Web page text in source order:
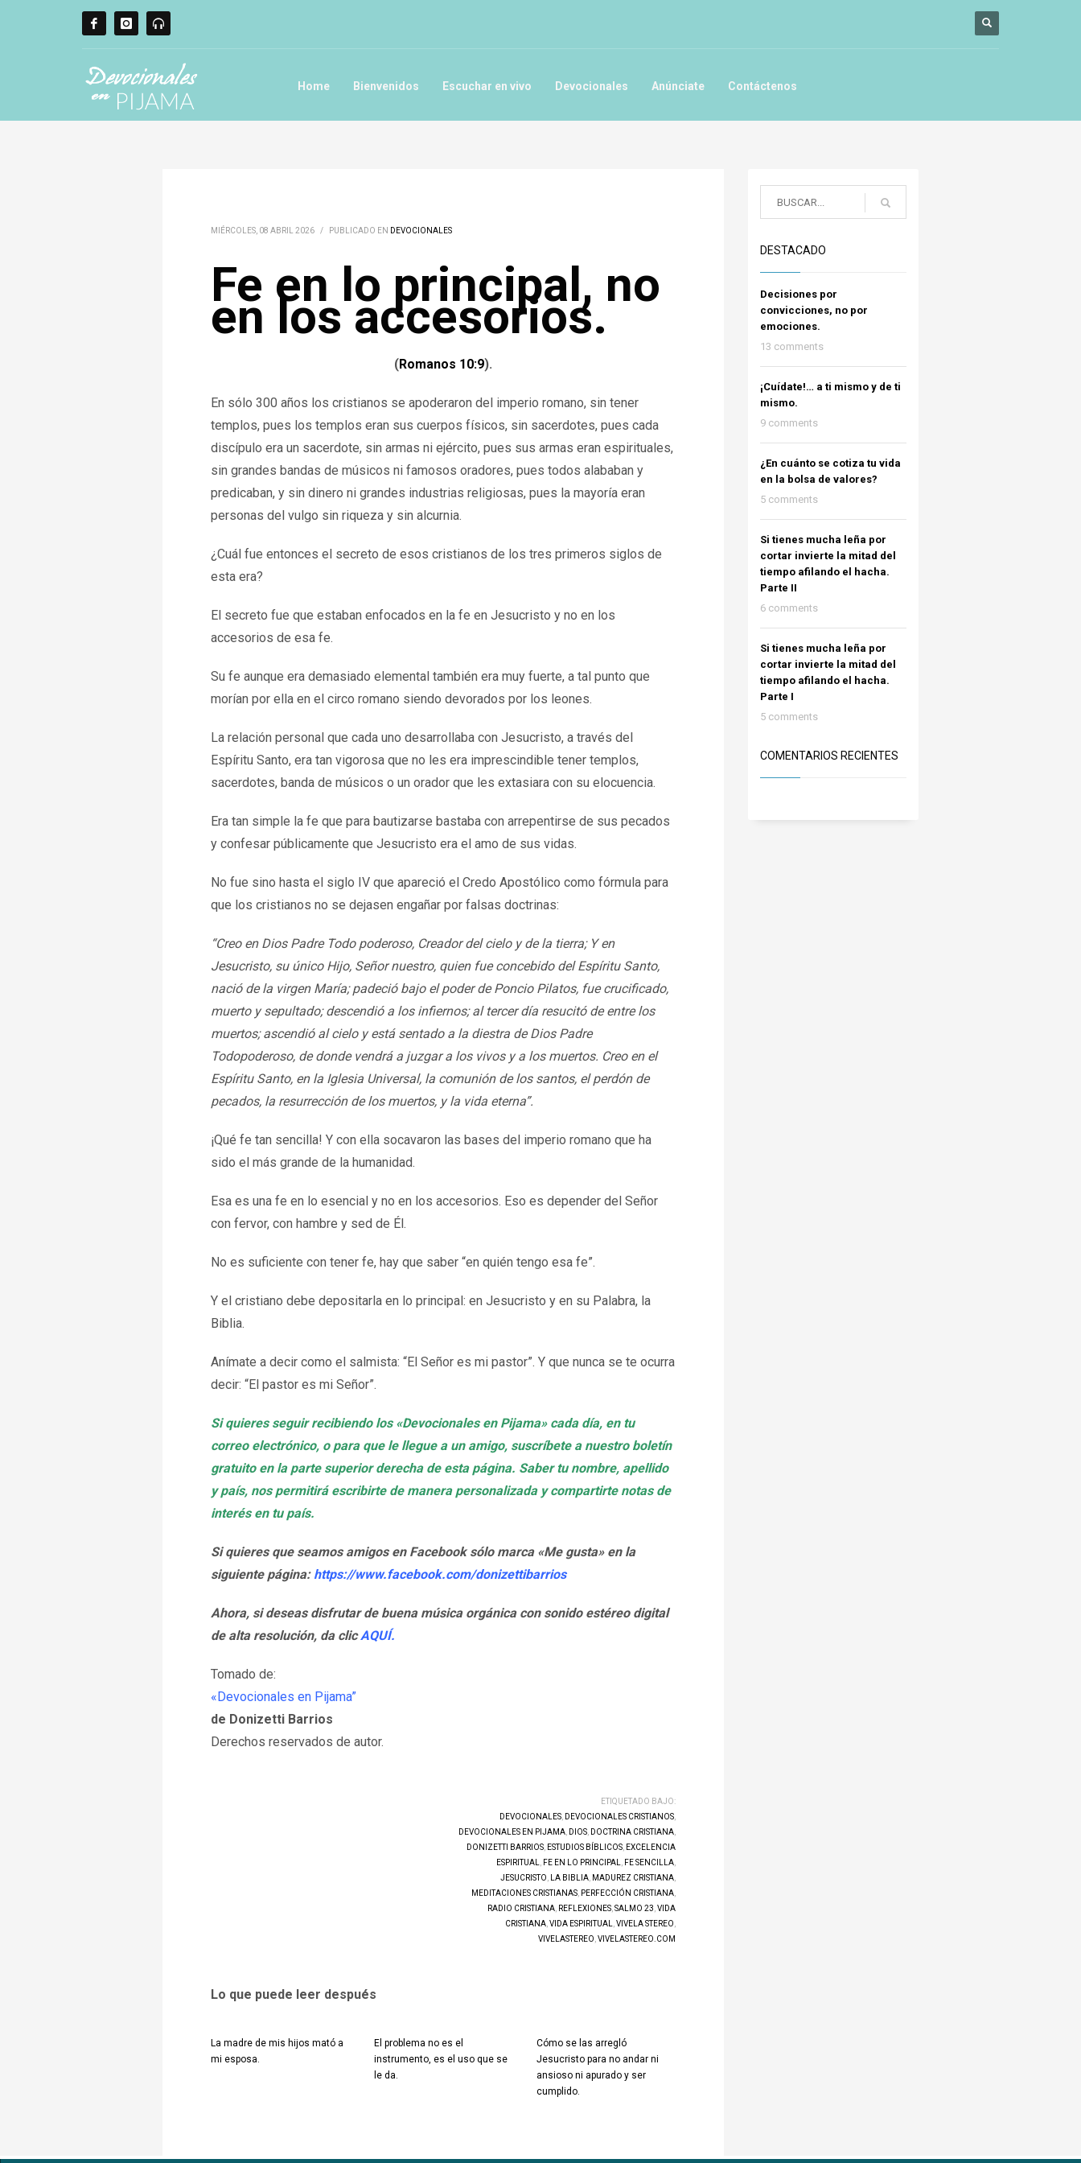
Home Bienvenidos Escuchar en vivo Devocionales Anúnciate Contáctenos
MIÉRCOLES, 08 ABRIL 2026 / PUBLICADO EN DEVOCIONALES
Fe en lo principal, no
en los accesorios.
(Romanos 10:9).
En sólo 300 años los cristianos se apoderaron del imperio romano, sin tener
templos, pues los templos eran sus cuerpos físicos, sin sacerdotes, pues cada
discípulo era un sacerdote, sin armas ni ejército, pues sus armas eran espirituales,
sin grandes bandas de músicos ni famosos oradores, pues todos alababan y
predicaban, y sin dinero ni grandes industrias religiosas, pues la mayoría eran
personas del vulgo sin riqueza y sin alcurnia.
¿Cuál fue entonces el secreto de esos cristianos de los tres primeros siglos de
esta era?
El secreto fue que estaban enfocados en la fe en Jesucristo y no en los
accesorios de esa fe.
Su fe aunque era demasiado elemental también era muy fuerte, a tal punto que
morían por ella en el circo romano siendo devorados por los leones.
La relación personal que cada uno desarrollaba con Jesucristo, a través del
Espíritu Santo, era tan vigorosa que no les era imprescindible tener templos,
sacerdotes, banda de músicos o un orador que les extasiara con su elocuencia.
Era tan simple la fe que para bautizarse bastaba con arrepentirse de sus pecados
y confesar públicamente que Jesucristo era el amo de sus vidas.
No fue sino hasta el siglo IV que apareció el Credo Apostólico como fórmula para
que los cristianos no se dejasen engañar por falsas doctrinas:
“Creo en Dios Padre Todo poderoso, Creador del cielo y de la tierra; Y en
Jesucristo, su único Hijo, Señor nuestro, quien fue concebido del Espíritu Santo,
nació de la virgen María; padeció bajo el poder de Poncio Pilatos, fue crucificado,
muerto y sepultado; descendió a los infiernos; al tercer día resucitó de entre los
muertos; ascendió al cielo y está sentado a la diestra de Dios Padre
Todopoderoso, de donde vendrá a juzgar a los vivos y a los muertos. Creo en el
Espíritu Santo, en la Iglesia Universal, la comunión de los santos, el perdón de
pecados, la resurrección de los muertos, y la vida eterna”.
¡Qué fe tan sencilla! Y con ella socavaron las bases del imperio romano que ha
sido el más grande de la humanidad.
Esa es una fe en lo esencial y no en los accesorios. Eso es depender del Señor
con fervor, con hambre y sed de Él.
No es suficiente con tener fe, hay que saber “en quién tengo esa fe”.
Y el cristiano debe depositarla en lo principal: en Jesucristo y en su Palabra, la
Biblia.
Anímate a decir como el salmista: “El Señor es mi pastor”. Y que nunca se te ocurra
decir: “El pastor es mi Señor”.
Si quieres seguir recibiendo los «Devocionales en Pijama» cada día, en tu
correo electrónico, o para que le llegue a un amigo, suscríbete a nuestro boletín
gratuito en la parte superior derecha de esta página. Saber tu nombre, apellido
y país, nos permitirá escribirte de manera personalizada y compartirte notas de
interés en tu país.
Si quieres que seamos amigos en Facebook sólo marca «Me gusta» en la
siguiente página: https://www.facebook.com/donizettibarrios
Ahora, si deseas disfrutar de buena música orgánica con sonido estéreo digital
de alta resolución, da clicAQUÍ.
Tomado de:
«Devocionales en Pijama”
de Donizetti Barrios
Derechos reservados de autor.
ETIQUETADO BAJO:
DEVOCIONALES, DEVOCIONALES CRISTIANOS,
DEVOCIONALES EN PIJAMA, DIOS, DOCTRINA CRISTIANA,
DONIZETTI BARRIOS, ESTUDIOS BÍBLICOS, EXCELENCIA
ESPIRITUAL
FE EN LO PRINCIPAL FE SENCILLA,
JESUCRISTO
LA BIBLIA, MADUREZ CRISTIANA,
MEDITACIONES CRISTIANAS, PERFECCIÓN CRISTIANA,
RADIO CRISTIANA, REFLEXIONES, SALMO 23 VIDA
CRISTIANA, VIDA ESPIRITUAL VIVELA STEREO
VIVELASTEREO VIVELASTEREO.COM
Lo que puede leer después
La madre de mis hijos mató a
mi esposa.
El problema no es el
instrumento, es el uso que se
le da.
Cómo se las arregló
Jesucristo para no andar ni
ansioso ni apurado y ser
cumplido.
DESTACADO
Decisiones por
convicciones, no por
emociones.
13 comments
¡Cuídate!… a ti mismo y de ti
mismo.
9 comments
¿En cuánto se cotiza tu vida
en la bolsa de valores?
5 comments
Si tienes mucha leña por
cortar invierte la mitad del
tiempo afilando el hacha.
Parte II
6 comments
Si tienes mucha leña por
cortar invierte la mitad del
tiempo afilando el hacha.
Parte I
5 comments
COMENTARIOS RECIENTES